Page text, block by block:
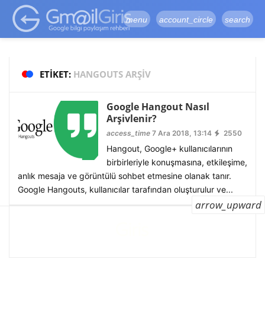
google-site-
verification=vqSI0upH550kabR5X8xpjMYieaXmuBueYgCJBW3uetM
menu account_circle search
ETIKET: HANGOUTS ARŞIV
Google Hangout Nasıl
Arşivlenir?
access_time7 Ara 2018, 13:14 2550
Hangout, Google+ kullanıcılarının
birbirleriyle konuşmasına, etkileşime,
anlık mesaja ve görüntülü sohbet etmesine olanak tanır.
Google Hangouts, kullanıcılar tarafından oluşturulur ve...
arrow_upward